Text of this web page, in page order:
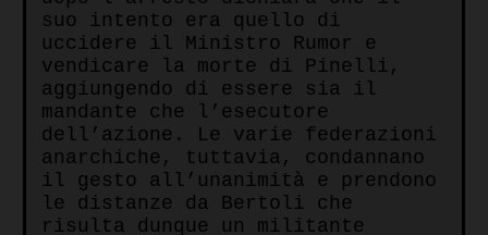
suo intento era quello di
uccidere il Ministro Rumor e
vendicare la morte di Pinelli,
aggiungendo di essere sia il
mandante che l’esecutore
dell’azione. Le varie federazioni
anarchiche, tuttavia, condannano
il gesto all’unanimità e prendono
le distanze da Bertoli che
risulta dunque un militante